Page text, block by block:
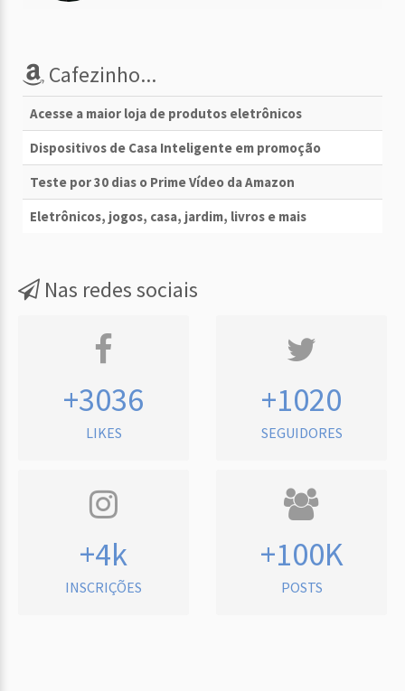
Cafezinho...
Acesse a maior loja de produtos eletrônicos
Dispositivos de Casa Inteligente em promoção
Teste por 30 dias o Prime Vídeo da Amazon
Eletrônicos, jogos, casa, jardim, livros e mais
Nas redes sociais
+3036
LIKES
+1020
SEGUIDORES
+4k
INSCRIÇÕES
+100K
POSTS